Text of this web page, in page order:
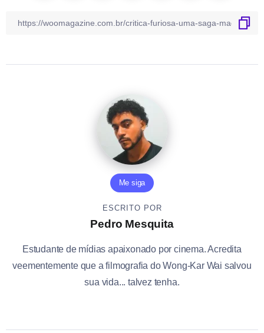
Me siga
ESCRITO POR
Pedro Mesquita
Estudante de mídias apaixonado por cinema. Acredita
veementemente que a filmografia do Wong-Kar Wai salvou
sua vida... talvez tenha.